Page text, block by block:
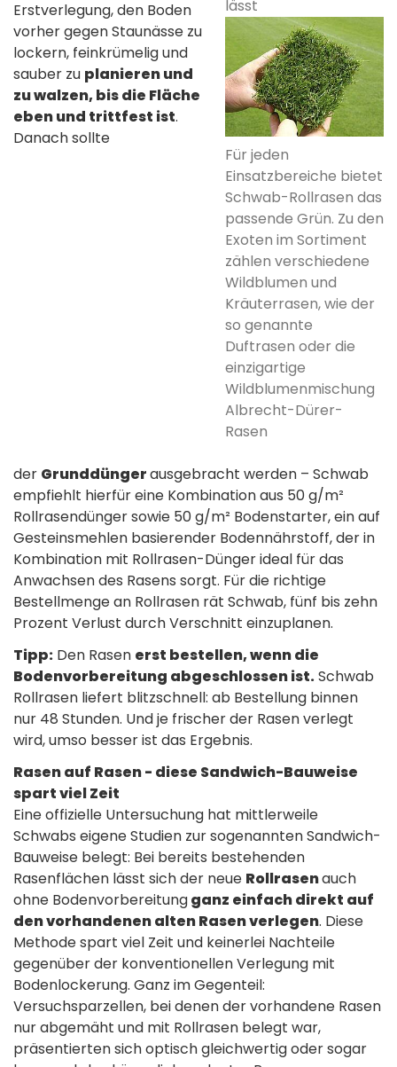
lässt
Für jeden
Einsatzbereiche bietet
Schwab-Rollrasen das
passende Grün. Zu den
Exoten im Sortiment
zählen verschiedene
Wildblumen und
Kräuterrasen, wie der
so genannte
Duftrasen oder die
einzigartige
Wildblumenmischung
Albrecht-Dürer-
Rasen
Erstverlegung, den Boden
vorher gegen Staunässe zu
lockern, feinkrümelig und
sauber zu planieren und
zu walzen, bis die Fläche
eben und trittfest ist.
Danach sollte
der Grunddüngerausgebracht werden – Schwab
empfiehlt hierfür eine Kombination aus 50 g/m²
Rollrasendünger sowie 50 g/m² Bodenstarter, ein auf
Gesteinsmehlen basierender Bodennährstoff, der in
Kombination mit Rollrasen-Dünger ideal für das
Anwachsen des Rasens sorgt. Für die richtige
Bestellmenge an Rollrasen rät Schwab, fünf bis zehn
Prozent Verlust durch Verschnitt einzuplanen.
Tipp: Den Rasen erst bestellen, wenn die
Bodenvorbereitung abgeschlossen ist.Schwab
Rollrasen liefert blitzschnell: ab Bestellung binnen
nur 48 Stunden. Und je frischer der Rasen verlegt
wird, umso besser ist das Ergebnis.
Rasen auf Rasen - diese Sandwich-Bauweise
spart viel Zeit
Eine offizielle Untersuchung hat mittlerweile
Schwabs eigene Studien zur sogenannten Sandwich-
Bauweise belegt: Bei bereits bestehenden
Rasenflächen lässt sich der neue Rollrasenauch
ohne Bodenvorbereitungganz einfach direkt auf
den vorhandenen alten Rasen verlegen. Diese
Methode spart viel Zeit und keinerlei Nachteile
gegenüber der konventionellen Verlegung mit
Bodenlockerung. Ganz im Gegenteil:
Versuchsparzellen, bei denen der vorhandene Rasen
nur abgemäht und mit Rollrasen belegt war,
präsentierten sich optisch gleichwertig oder sogar